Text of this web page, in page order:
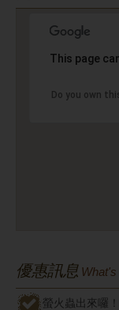
This page
Do you own
優惠訊息
螢火蟲出來囉